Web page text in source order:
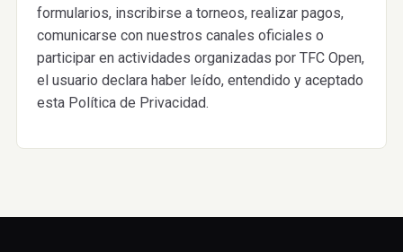
formularios, inscribirse a torneos, realizar pagos,
comunicarse con nuestros canales oficiales o
participar en actividades organizadas por TFC Open,
el usuario declara haber leído, entendido y aceptado
esta Política de Privacidad.